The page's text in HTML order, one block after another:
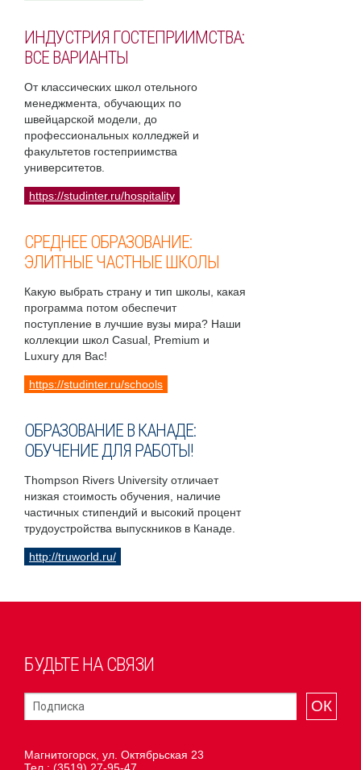
ИНДУСТРИЯ ГОСТЕПРИИМСТВА:
ВСЕ ВАРИАНТЫ
От классических школ отельного
менеджмента, обучающих по
швейцарской модели, до
профессиональных колледжей и
факультетов гостеприимства
университетов.
https://studinter.ru/hospitality
СРЕДНЕЕ ОБРАЗОВАНИЕ:
ЭЛИТНЫЕ ЧАСТНЫЕ ШКОЛЫ
Какую выбрать страну и тип школы, какая
программа потом обеспечит
поступление в лучшие вузы мира? Наши
коллекции школ Casual, Premium и
Luxury для Вас!
https://studinter.ru/schools
ОБРАЗОВАНИЕ В КАНАДЕ:
ОБУЧЕНИЕ ДЛЯ РАБОТЫ!
Thompson Rivers University отличает
низкая стоимость обучения, наличие
частичных стипендий и высокий процент
трудоустройства выпускников в Канаде.
http://truworld.ru/
БУДЬТЕ НА СВЯЗИ
ОК
Магнитогорск, ул. Октябрьская 23